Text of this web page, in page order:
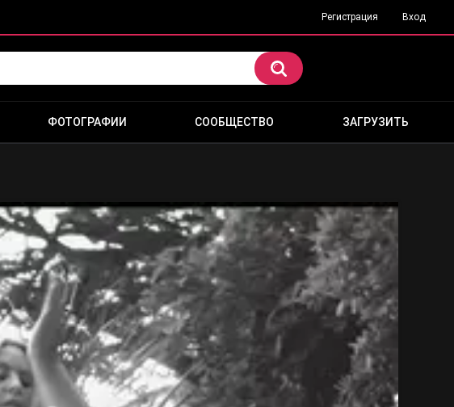
Регистрация Вход
ФОТОГРАФИИ СООБЩЕСТВО ЗАГРУЗИТЬ